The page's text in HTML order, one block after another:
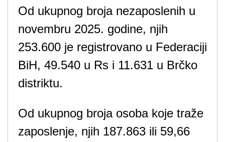
Od ukupnog broja nezaposlenih u
novembru 2025. godine, njih
253.600 je registrovano u Federaciji
BiH, 49.540 u Rs i 11.631 u Brčko
distriktu.
Od ukupnog broja osoba koje traže
zaposlenje, njih 187.863 ili 59,66